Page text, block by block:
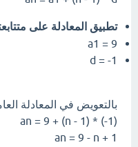
تطبيق المعادلة على
a1 = 9
d = -1
بالتعويض في المعادلة
an = 9 + (n - 1) * (-1)
an = 9 - n + 1